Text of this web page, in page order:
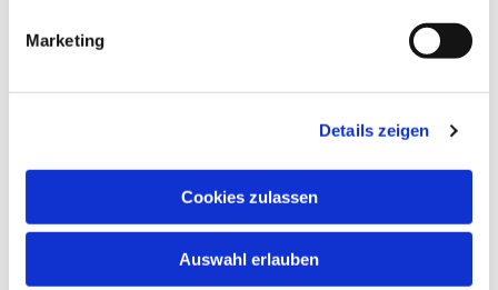
Marketing
Details zeigen
Cookies zulassen
Auswahl erlauben
Formular zu Anmeldung einer Trauung